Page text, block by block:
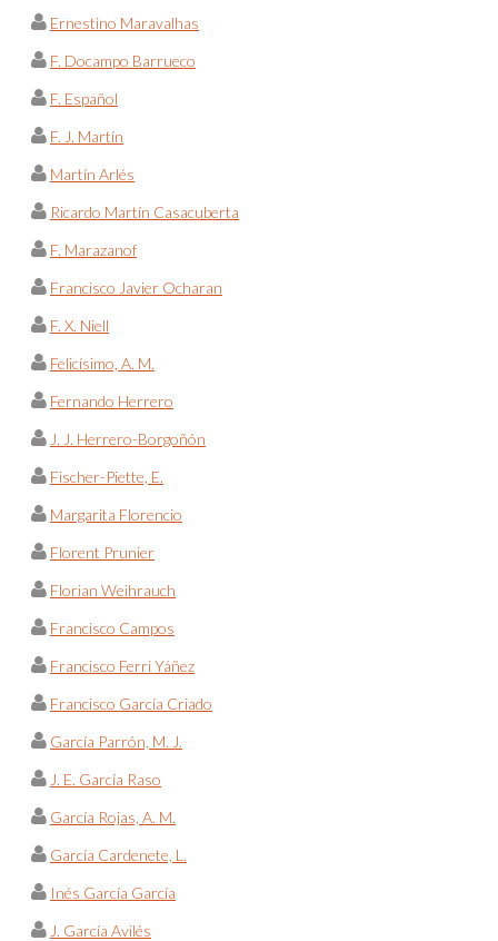
Ernestino Maravalhas
F. Docampo Barrueco
F. Español
F. J. Martín
Martín Arlés
Ricardo Martín Casacuberta
F. Marazanof
Francisco Javier Ocharan
F. X. Niell
Felicísimo, A. M.
Fernando Herrero
J. J. Herrero-Borgoñón
Fischer-Piette, E.
Margarita Florencio
Florent Prunier
Florian Weihrauch
Francisco Campos
Francisco Ferri Yáñez
Francisco García Criado
García Parrón, M. J.
J. E. García Raso
García Rojas, A. M.
García Cardenete, L.
Inés García García
J. García Avilés